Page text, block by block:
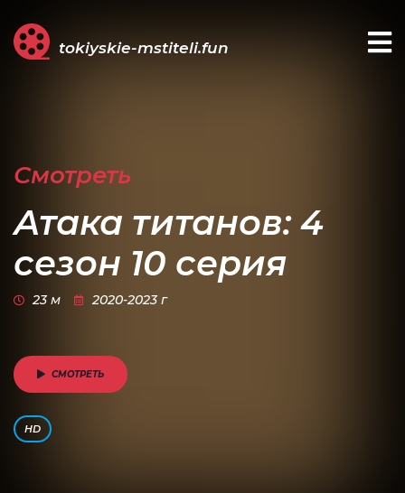
tokiyskie-mstiteli.fun
Смотреть
Атака титанов: 4
сезон 10 серия
23 м 2020-2023 г
HD
СМОТРЕТЬ